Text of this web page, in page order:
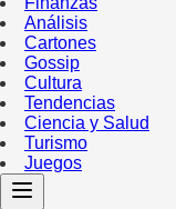
Análisis
Cartones
Gossip
Cultura
Tendencias
Ciencia y Salud
Turismo
Juegos